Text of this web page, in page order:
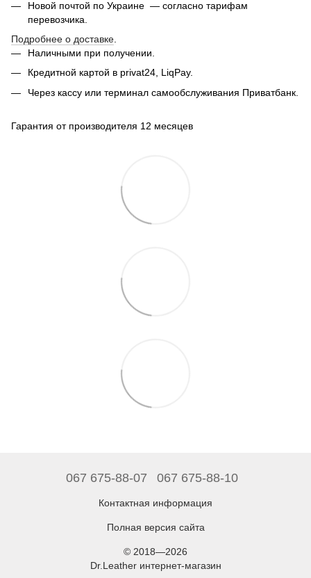
Новой почтой по Украине — согласно тарифам
перевозчика.
Подробнее о доставке
Наличными при получении.
Кредитной картой в privat24, LiqPay.
Через кассу или терминал самообслуживания Приватбанк.
Гарантия от производителя 12 месяцев
067 675-88-07 067 675-88-10
Контактная информация
Полная версия сайта
© 2018—2026
Dr.Leather интернет-магазин